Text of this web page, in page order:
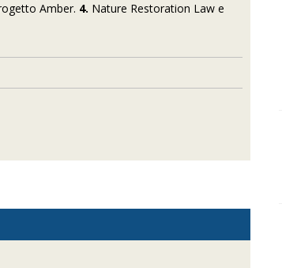
Amber. 4. Nature Restoration Law e